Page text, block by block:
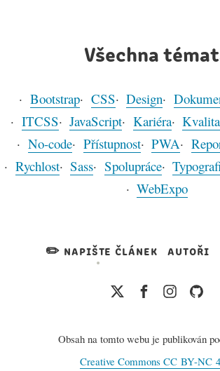
Všechna
Bootstrap CSS Design
ITCSS
JavaScript Kariéra
No-code
Přístupnost PWA
Rychlost
Sass Spolupráce
WebExpo
✏️ napište článek autoři
Obsah na tomto webu je publikován
Creative Commons CC BY-NC